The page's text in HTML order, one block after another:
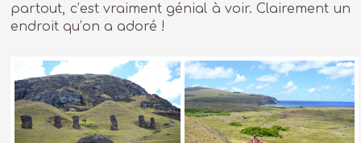
partout, c’est vraiment génial à voir. Clairement un
endroit qu’on a adoré !